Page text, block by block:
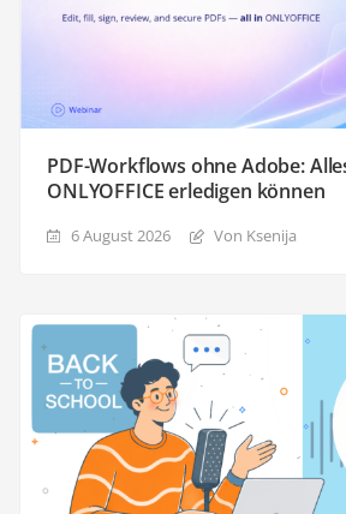
PDF-Workflows ohne Adobe:
ONLYOFFICE erledigen können
6 August 2026 Von Ksenija